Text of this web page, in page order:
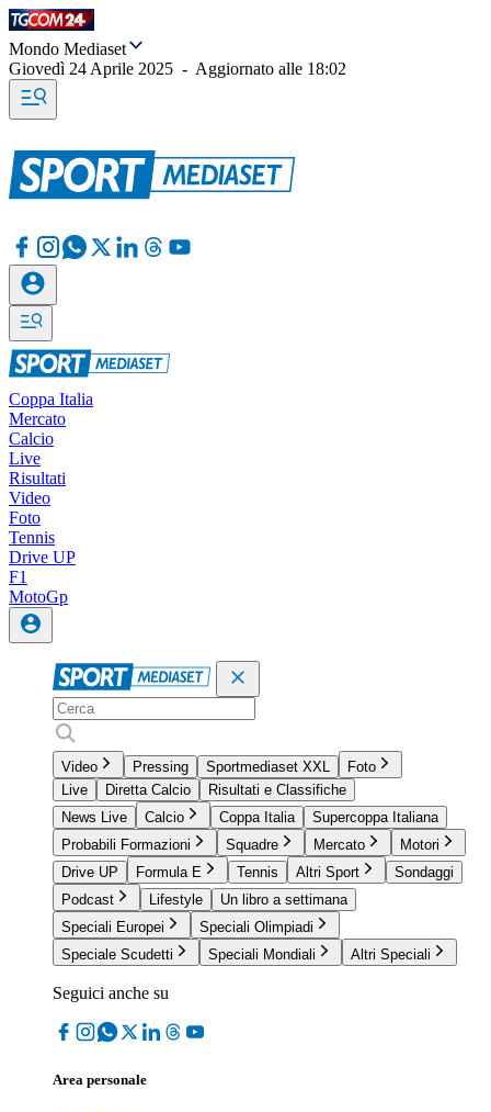
Mondo Mediaset
Giovedì 24 Aprile 2025 - Aggiornato alle 18:02
Coppa Italia
Mercato
Calcio
Live
Risultati
Video
Foto
Tennis
Drive UP
F1
MotoGp
Video Pressing Sportmediaset XXL
Foto
Live
Diretta Calcio
Risultati e Classifiche
News Live
Calcio Coppa Italia
Supercoppa Italiana
Probabili Formazioni
Squadre Mercato
Motori
Drive UP
Formula E Tennis Altri Sport
Sondaggi
Podcast
Lifestyle
Un libro a settimana
Speciali Europei
Speciali Olimpiadi
Speciale Scudetti
Speciali Mondiali Altri Speciali
Seguici anche su
Area personale